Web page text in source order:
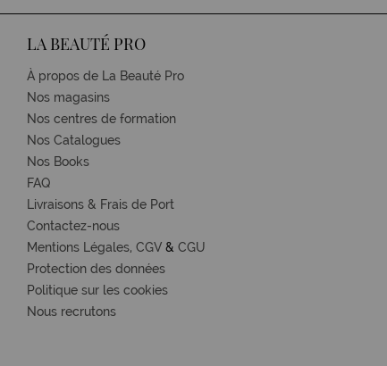
LA BEAUTÉ PRO
À propos de La Beauté Pro
Nos magasins
Nos centres de formation
Nos Catalogues
Nos Books
FAQ
Livraisons & Frais de Port
Contactez-nous
Mentions Légales, CGV & CGU
Protection des données
Politique sur les cookies
Nous recrutons